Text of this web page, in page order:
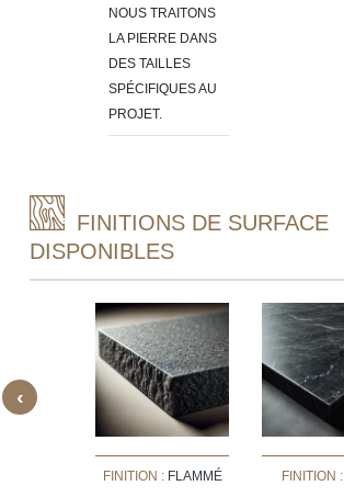
NOUS TRAITONS
LA PIERRE DANS
DES TAILLES
SPÉCIFIQUES AU
PROJET.
FINITIONS DE SURFACE
DISPONIBLES
‹
FINITION : FLAMMÉ FINITION :